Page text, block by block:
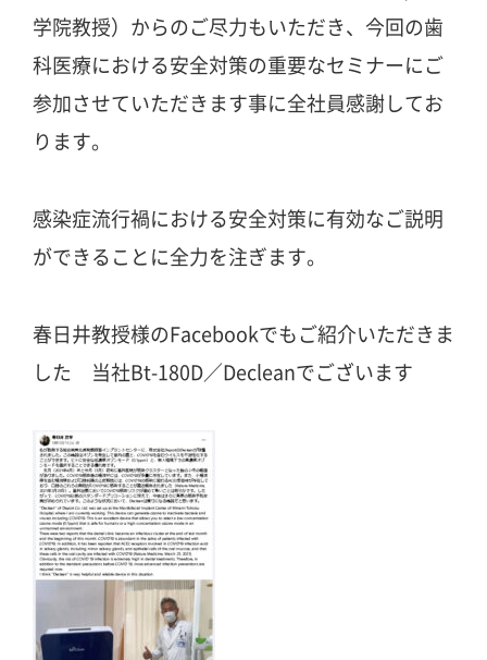
学院教授）からのご尽力もいただき、今回の歯
科医療における安全対策の重要なセミナーにご
参加させていただきます事に全社員感謝してお
ります。
感染症流行禍における安全対策に有効なご説明
ができることに全力を注ぎます。
春日井教授様のFacebookでもご紹介いただきま
した 当社Bt-180D／Decleanでございます